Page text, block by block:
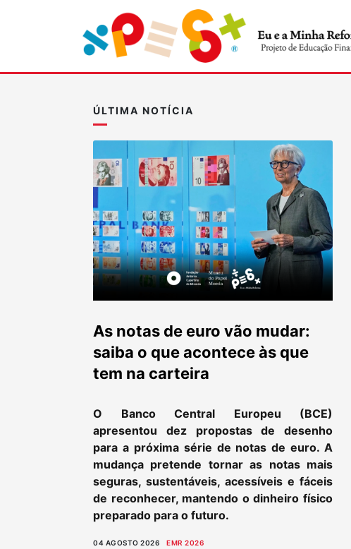
ÚLTIMA NOTÍCIA
As notas de euro vão mudar:
saiba o que acontece às que
tem na carteira
O Banco Central Europeu (BCE)
apresentou dez propostas de desenho
para a próxima série de notas de euro. A
mudança pretende tornar as notas mais
seguras, sustentáveis, acessíveis e fáceis
de reconhecer, mantendo o dinheiro físico
preparado para o futuro.
04 AGOSTO 2026 EMR 2026